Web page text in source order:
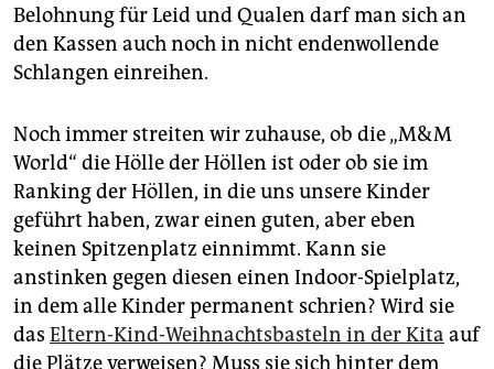
Belohnung für Leid und Qualen darf man sich an
den Kassen auch noch in nicht endenwollende
Schlangen einreihen.
Noch immer streiten wir zuhause, ob die „M&M
World“ die Hölle der Höllen ist oder ob sie im
Ranking der Höllen, in die uns unsere Kinder
geführt haben, zwar einen guten, aber eben
keinen Spitzenplatz einnimmt. Kann sie
anstinken gegen diesen einen Indoor-Spielplatz,
in dem alle Kinder permanent schrien? Wird sie
das Eltern-Kind-Weihnachtsbasteln in der Kita auf
die Plätze verweisen? Muss sie sich hinter dem